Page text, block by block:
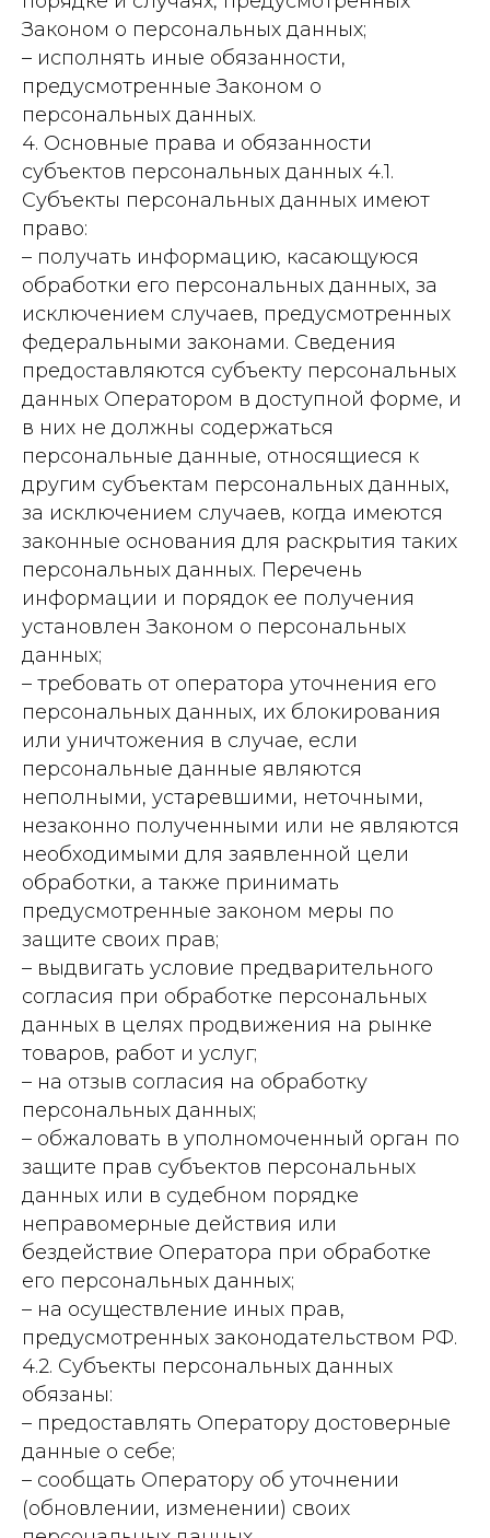
Законом о персональных данных;
– исполнять иные обязанности,
предусмотренные Законом о
персональных данных.
4. Основные права и обязанности
субъектов персональных данных 4.1.
Субъекты персональных данных имеют
право:
– получать информацию, касающуюся
обработки его персональных данных, за
исключением случаев, предусмотренных
федеральными законами. Сведения
предоставляются субъекту персональных
данных Оператором в доступной форме, и
в них не должны содержаться
персональные данные, относящиеся к
другим субъектам персональных данных,
за исключением случаев, когда имеются
законные основания для раскрытия таких
персональных данных. Перечень
информации и порядок ее получения
установлен Законом о персональных
данных;
– требовать от оператора уточнения его
персональных данных, их блокирования
или уничтожения в случае, если
персональные данные являются
неполными, устаревшими, неточными,
незаконно полученными или не являются
необходимыми для заявленной цели
обработки, а также принимать
предусмотренные законом меры по
защите своих прав;
– выдвигать условие предварительного
согласия при обработке персональных
данных в целях продвижения на рынке
товаров, работ и услуг;
– на отзыв согласия на обработку
персональных данных;
– обжаловать в уполномоченный орган по
защите прав субъектов персональных
данных или в судебном порядке
неправомерные действия или
бездействие Оператора при обработке
его персональных данных;
– на осуществление иных прав,
предусмотренных законодательством РФ.
4.2. Субъекты персональных данных
обязаны:
– предоставлять Оператору достоверные
данные о себе;
– сообщать Оператору об уточнении
(обновлении, изменении) своих